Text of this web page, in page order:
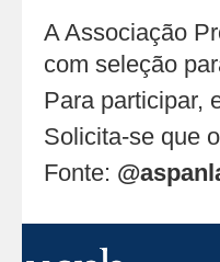
A Associação
com seleção
Para participar,
Solicita-se que
Fonte: